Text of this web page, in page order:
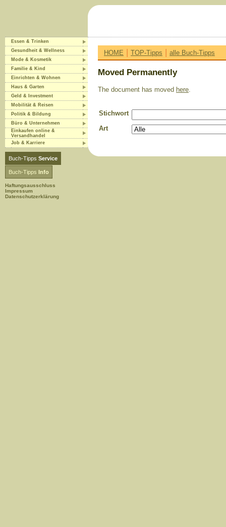
Essen & Trinken
Gesundheit & Wellness
Mode & Kosmetik
Familie & Kind
Einrichten & Wohnen
Haus & Garten
Geld & Investment
Mobilität & Reisen
Politik & Bildung
Büro & Unternehmen
Einkaufen online &
Versandhandel
Job & Karriere
Buch-Tipps Service
Buch-Tipps Info
Haftungsausschluss
Impressum
Datenschutzerklärung
HOME | TOP-Tipps | alle Buch-Tipps
Moved Permanently
The document has moved here.
Stichwort
Art